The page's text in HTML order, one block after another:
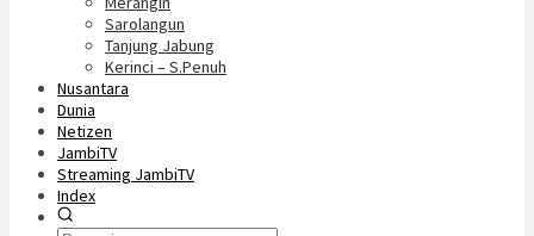
Sarolangun
Tanjung Jabung
Kerinci – S.Penuh
Nusantara
Dunia
Netizen
JambiTV
Streaming JambiTV
Index